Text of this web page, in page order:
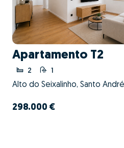
Apartamento T2
2 1
298.000 €